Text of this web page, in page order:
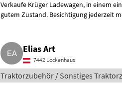
Verkaufe Krüger Ladewagen, in einem einwandfreien Zustand, mit Aufbauwänden, Bj. 1970, Reifen in
gutem Zustand. Besichtigung jederzeit
Elias Art
7442 Lockenhaus
Traktorzubehör / Sonstiges